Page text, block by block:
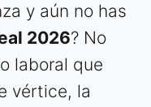
y aún no has
2026? No
laboral que
vértice, la